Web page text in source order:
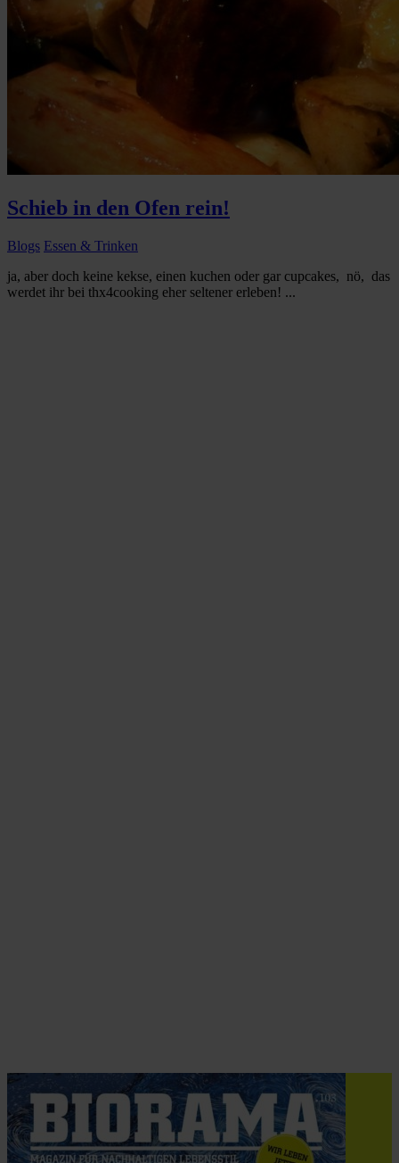
Schieb in den Ofen rein!
Blogs Essen & Trinken
ja, aber doch keine kekse, einen kuchen oder gar cupcakes, nö, das
werdet ihr bei thx4cooking eher seltener erleben! ...